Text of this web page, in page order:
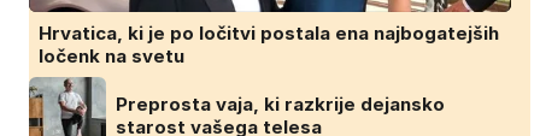
Hrvatica, ki je po ločitvi postala ena najbogatejših
ločenk na svetu
Preprosta vaja, ki razkrije dejansko
starost vašega telesa